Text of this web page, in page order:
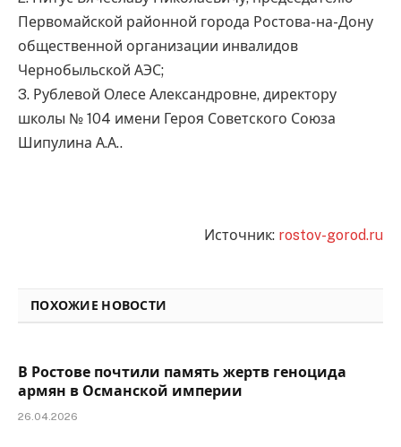
Первомайской районной города Ростова-на-Дону
общественной организации инвалидов
Чернобыльской АЭС;
3. Рублевой Олесе Александровне, директору
школы № 104 имени Героя Советского Союза
Шипулина А.А..
Источник: rostov-gorod.ru
ПОХОЖИЕ НОВОСТИ
В Ростове почтили память жертв геноцида
армян в Османской империи
26.04.2026